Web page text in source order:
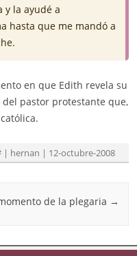
y la ayudé a
hasta que me mandó a
en que Edith revela su
pastor protestante que,
| hernan | 12-octubre-2008
de la plegaria →